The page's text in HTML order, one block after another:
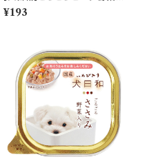
り
¥193